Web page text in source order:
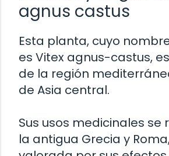
agnus castus
Esta planta, cuyo
es Vitex agnus-castus,
de la región
de Asia central.
Sus usos medicinales se
la antigua Grecia y